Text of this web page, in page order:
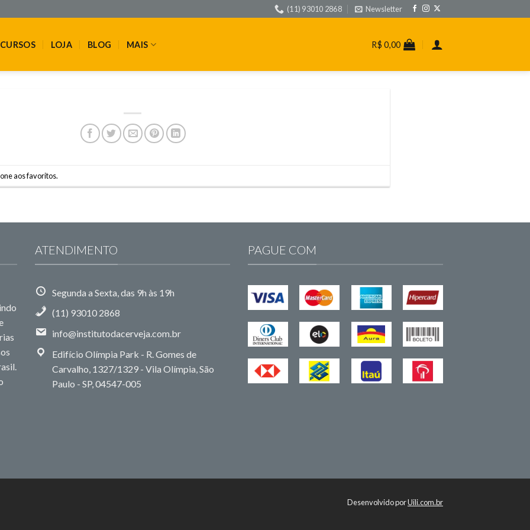
(11) 93010 2868 Newsletter
CURSOS LOJA BLOG MAIS R$ 0,00
aos favoritos.
ATENDIMENTO
Segunda a Sexta, das 9h às 19h
(11) 93010 2868
info@institutodacerveja.com.br
Edifício Olímpia Park - R. Gomes de
Carvalho, 1327/1329 - Vila Olímpia, São
Paulo - SP, 04547-005
PAGUE COM
Desenvolvido porUili.com.br